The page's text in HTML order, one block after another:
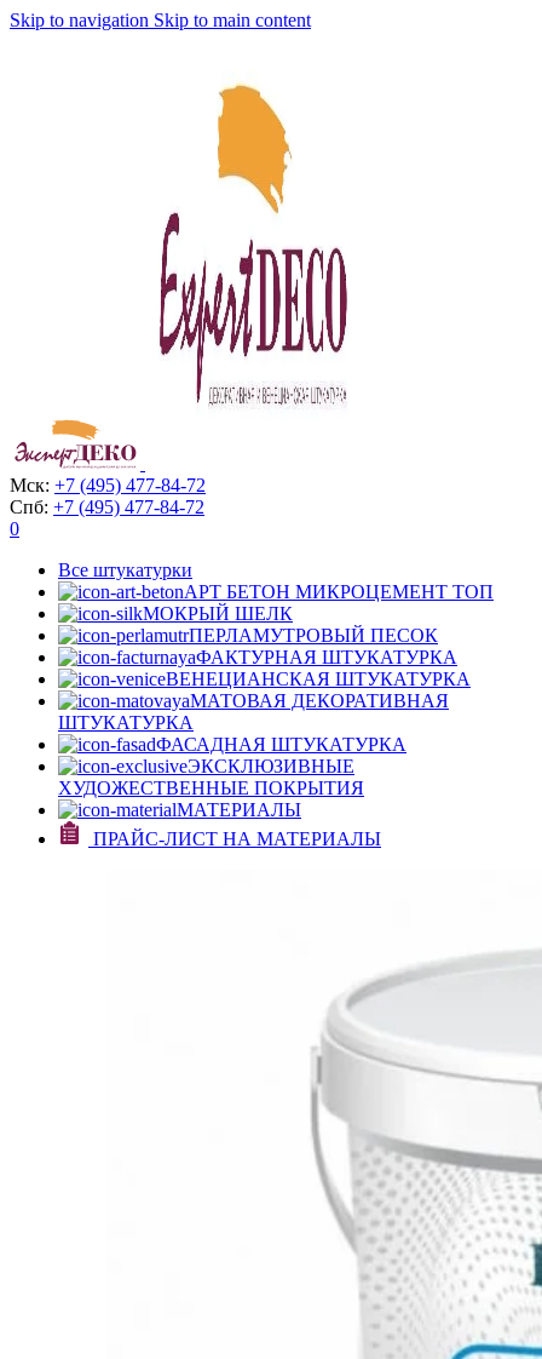
Skip to navigation Skip to main content
Мск: +7 (495) 477-84-72
Спб: +7 (495) 477-84-72
0
Все штукатурки
АРТ БЕТОН МИКРОЦЕМЕНТ ТОП
МОКРЫЙ ШЕЛК
ПЕРЛАМУТРОВЫЙ ПЕСОК
ФАКТУРНАЯ ШТУКАТУРКА
ВЕНЕЦИАНСКАЯ ШТУКАТУРКА
МАТОВАЯ ДЕКОРАТИВНАЯ
ШТУКАТУРКА
ФАСАДНАЯ ШТУКАТУРКА
ЭКСКЛЮЗИВНЫЕ
ХУДОЖЕСТВЕННЫЕ ПОКРЫТИЯ
МАТЕРИАЛЫ
ПРАЙС-ЛИСТ НА МАТЕРИАЛЫ